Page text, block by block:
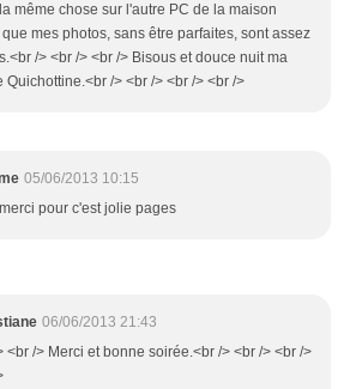
même chose sur l'autre PC de la maison
mes photos, sans être parfaites, sont assez
/> <br /> <br /> Bisous et douce nuit ma
Quichottine.<br /> <br /> <br /> <br />
05/06/2013 10:15
pour c'est jolie pages
06/06/2013 21:43
<br /> Merci et bonne soirée.<br /> <br /> <br />